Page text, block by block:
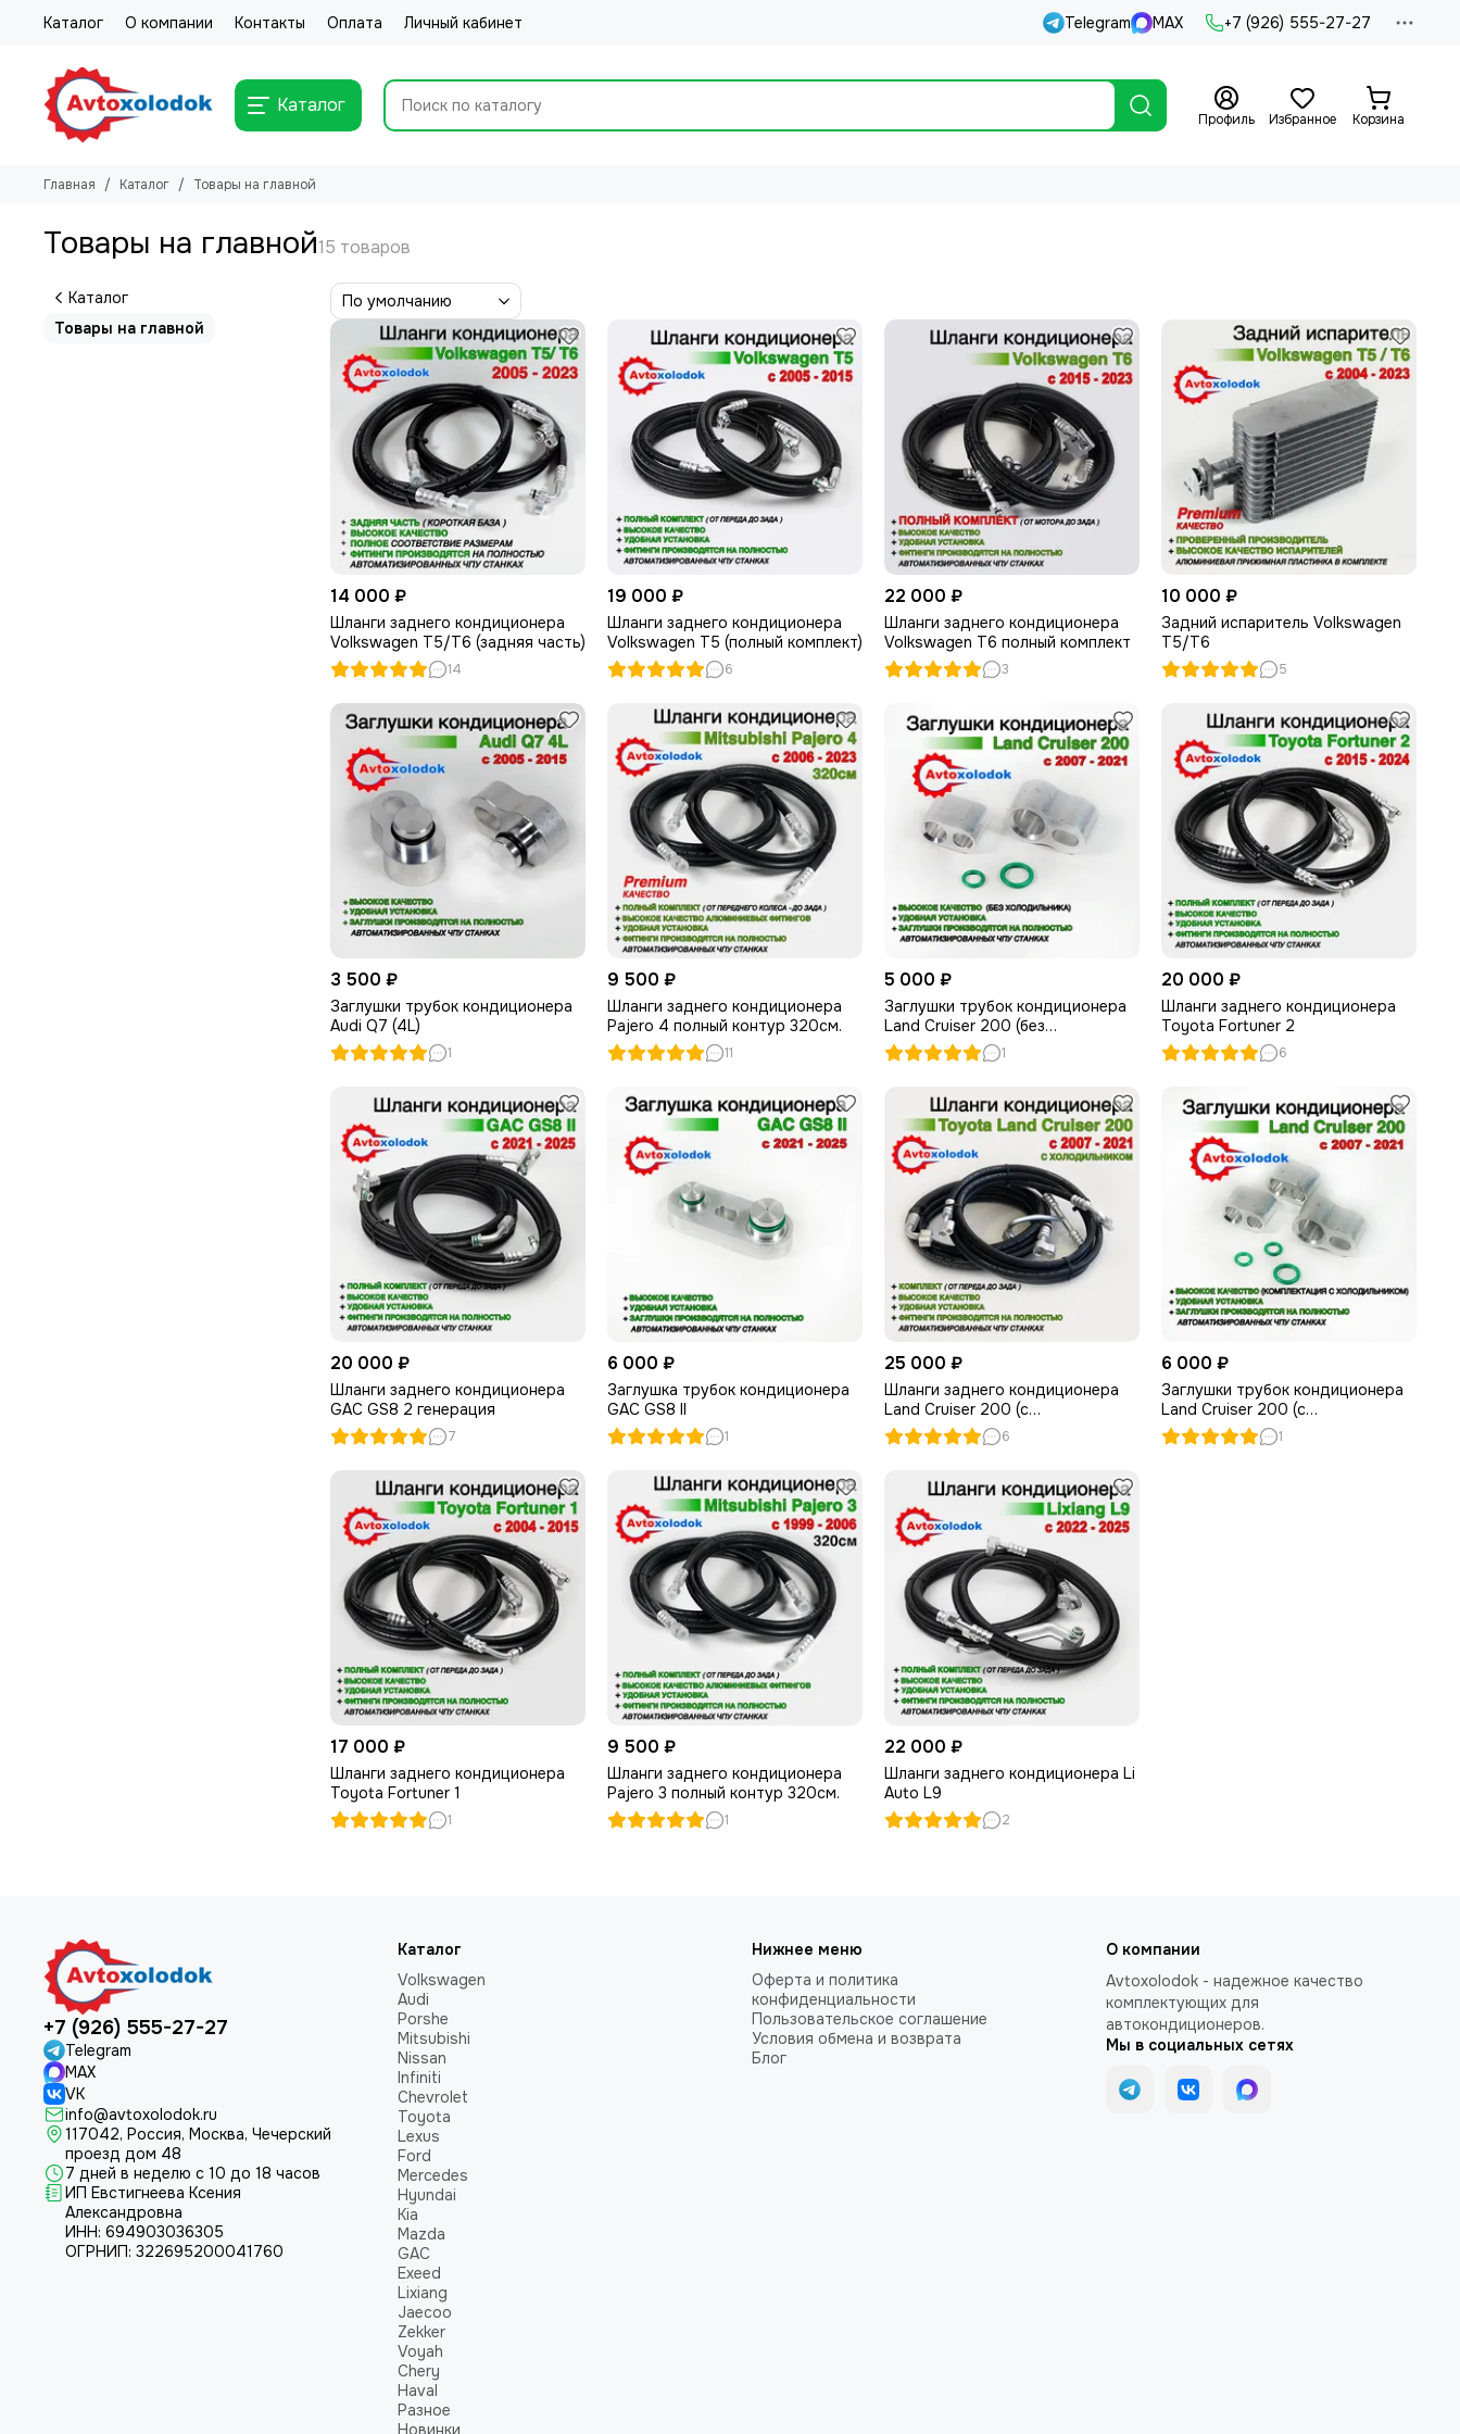
Каталог О компании Контакты Оплата Личный кабинет Telegram MAX +7 (926) 555-27-27
Каталог
Профиль Избранное Корзина
Главная Каталог Товары на главной
Товары на главной
14 000 ₽
Шланги заднего кондиционера
Volkswagen T5/T6 (задняя часть)
14
19 000 ₽
Шланги заднего кондиционера
Volkswagen T5 (полный комплект)
6
22 000 ₽
Шланги заднего кондиционера
Volkswagen T6 полный комплект
3
10 000 ₽
Задний испаритель Volkswagen
T5/T6
5
3 500 ₽
Заглушки трубок кондиционера
Audi Q7 (4L)
1
9 500 ₽
Шланги заднего кондиционера
Pajero 4 полный контур 320см.
11
5 000 ₽
Заглушки трубок кондиционера
Land Cruiser 200 (без
холодильника) 1
20 000 ₽
Шланги заднего кондиционера
Toyota Fortuner 2
6
20 000 ₽
Шланги заднего кондиционера
GAC GS8 2 генерация
7
6 000 ₽
Заглушка трубок кондиционера
GAC GS8 II
1
25 000 ₽
Шланги заднего кондиционера
Land Cruiser 200 (с
холодильником)6
6 000 ₽
Заглушки трубок кондиционера
Land Cruiser 200 (с
холодильником)1
17 000 ₽
Шланги заднего кондиционера
Toyota Fortuner 1
1
9 500 ₽
Шланги заднего кондиционера
Pajero 3 полный контур 320см.
1
22 000 ₽
Шланги заднего кондиционера Li
Auto L9
2
Каталог
Товары на главной
+7 (926) 555-27-27
Telegram
MAX
VK
info@avtoxolodok.ru
117042, Россия, Москва, Чечерский
проезд дом 48
7 дней в неделю с 10 до 18 часов
ИП Евстигнеева Ксения
Александровна
ИНН: 694903036305
ОГРНИП: 322695200041760
Каталог
Volkswagen
Audi
Porshe
Mitsubishi
Nissan
Infiniti
Chevrolet
Toyota
Lexus
Ford
Mercedes
Hyundai
Kia
Mazda
GAC
Exeed
Lixiang
Jaecoo
Zekker
Voyah
Chery
Haval
Разное
Новинки
Нижнее меню
Оферта и политика
конфиденциальности
Пользовательское соглашение
Условия обмена и возврата
Блог
О компании
Avtoxolodok - надежное качество
комплектующих для
автокондиционеров.
Мы в социальных сетях